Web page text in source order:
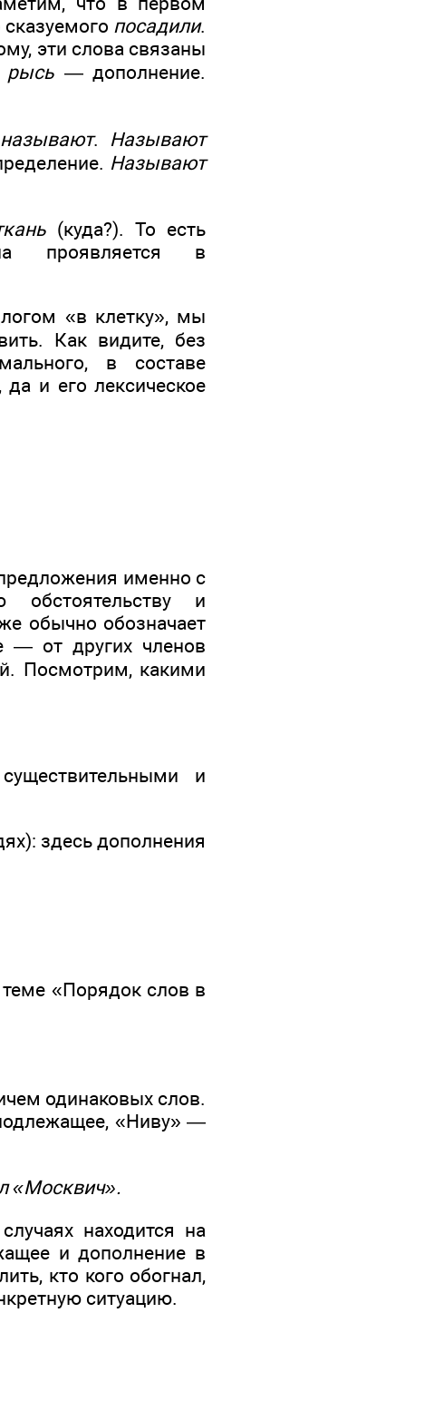
посадили.
эти слова связаны
рысь — дополнение.
называют. Называют
Называют
(куда?). То есть
проявляется в
«в клетку», мы
Как видите, без
в составе
и его лексическое
именно с
обстоятельству и
обычно обозначает
— от других членов
Посмотрим, какими
и
здесь дополнения
«Порядок слов в
одинаковых слов.
«Ниву» —
«Москвич».
находится на
и дополнение в
кто кого обогнал,
ситуацию.